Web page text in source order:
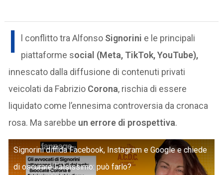
I l conflitto tra Alfonso Signorini e le principali
piattaforme social (Meta, TikTok, YouTube),
innescato dalla diffusione di contenuti privati
veicolati da Fabrizio Corona, rischia di essere
liquidato come l’ennesima controversia da cronaca
rosa. Ma sarebbe un errore di prospettiva.
Signorini diffida Facebook, Instagram e Google e chiede
di oscurare Falsissimo: può farlo?